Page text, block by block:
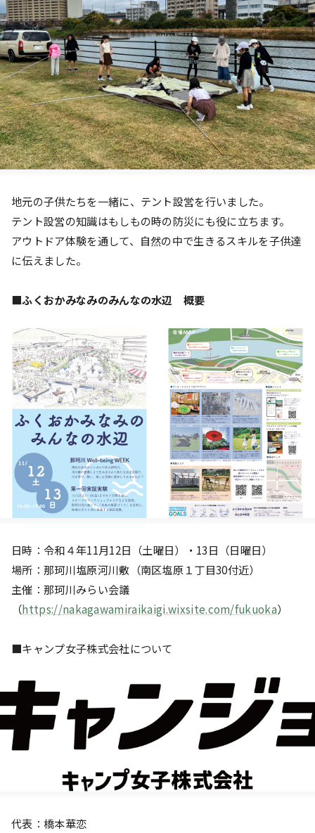
地元の子供たちを一緒に、テント設営を行いました。
テント設営の知識はもしもの時の防災にも役に立ちます。
アウトドア体験を通して、自然の中で生きるスキルを子供達
に伝えました。
■ふくおかみなみのみんなの水辺 概要
日時：令和４年11月12日（土曜日）・13日（日曜日）
場所：那珂川塩原河川敷（南区塩原１丁目30付近）
主催：那珂川みらい会議
（https://nakagawamiraikaigi.wixsite.com/fukuoka）
■キャンプ女子株式会社について
代表：橋本華恋